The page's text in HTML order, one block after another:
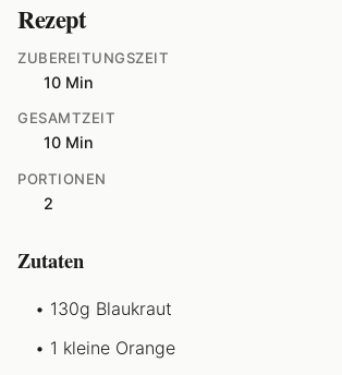
Rezept
ZUBEREITUNGSZEIT
10 Min
GESAMTZEIT
10 Min
PORTIONEN
2
Zutaten
130g Blaukraut
1 kleine Orange